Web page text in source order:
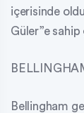
içerisinde
Güler”e sahip
Bellingham